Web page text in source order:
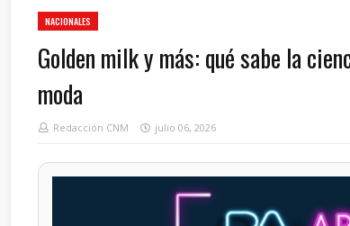
NACIONALES
Golden milk y más: qué sabe la
moda
Redacción CNM julio 06, 2026